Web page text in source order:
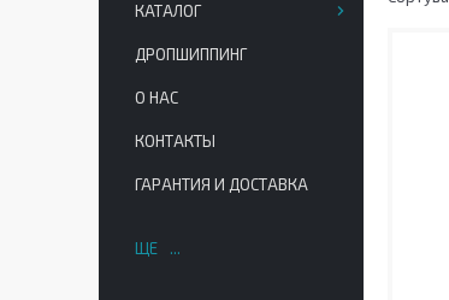
КАТАЛОГ
ДРОПШИППИНГ
О НАС
КОНТАКТЫ
ГАРАНТИЯ И ДОСТАВКА
ЩЕ